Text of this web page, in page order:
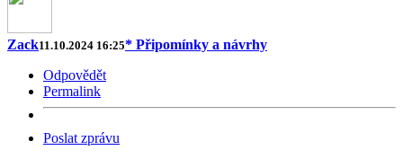
Zack11.10.2024 16:25* Připomínky a návrhy
Odpovědět
Permalink
Poslat zprávu